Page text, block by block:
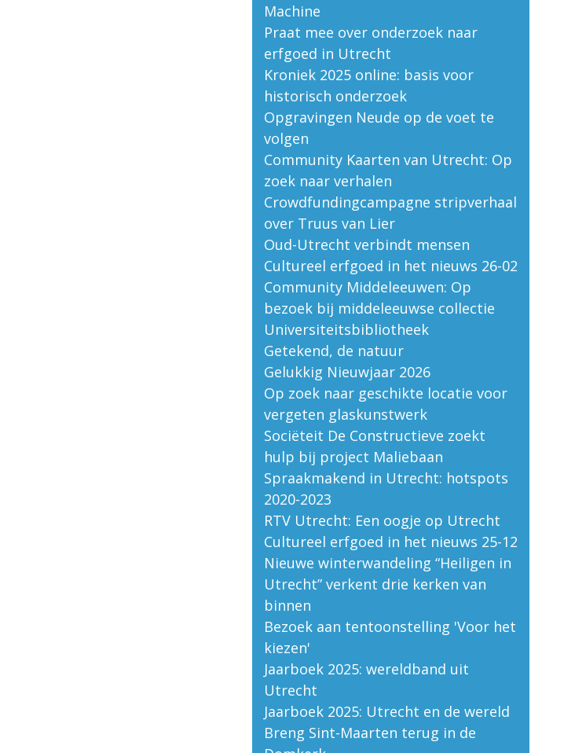
Machine
Praat mee over onderzoek naar
erfgoed in Utrecht
Kroniek 2025 online: basis voor
historisch onderzoek
Opgravingen Neude op de voet te
volgen
Community Kaarten van Utrecht: Op
zoek naar verhalen
Crowdfundingcampagne stripverhaal
over Truus van Lier
Oud-Utrecht verbindt mensen
Cultureel erfgoed in het nieuws 26-02
Community Middeleeuwen: Op
bezoek bij middeleeuwse collectie
Universiteitsbibliotheek
Getekend, de natuur
Gelukkig Nieuwjaar 2026
Op zoek naar geschikte locatie voor
vergeten glaskunstwerk
Sociëteit De Constructieve zoekt
hulp bij project Maliebaan
Spraakmakend in Utrecht: hotspots
2020-2023
RTV Utrecht: Een oogje op Utrecht
Cultureel erfgoed in het nieuws 25-12
Nieuwe winterwandeling “Heiligen in
Utrecht” verkent drie kerken van
binnen
Bezoek aan tentoonstelling 'Voor het
kiezen'
Jaarboek 2025: wereldband uit
Utrecht
Jaarboek 2025: Utrecht en de wereld
Breng Sint-Maarten terug in de